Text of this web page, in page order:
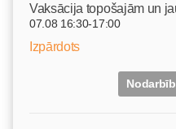
Vaksācija topošajām un
07.08 16:30-17:00
Izpārdots